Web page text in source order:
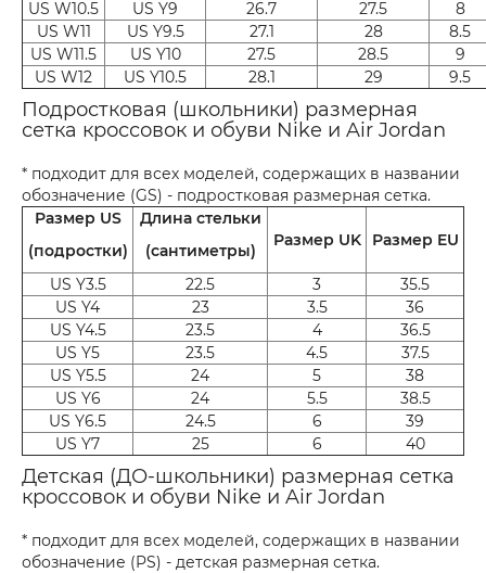
US W10.5 US Y9 26.7 27.5
8
US W11
US Y9.5 27.1 28
8.5
US W11.5
US Y10 27.5 28.5
9
US W12
US Y10.5 28.1 29 9.5
Подростковая (школьники) размерная
сетка кроссовок и обуви Nike и Air Jordan
* подходит для всех моделей, содержащих в названии
обозначение (GS) - подростковая размерная сетка.
Размер US
(подростки)
Длина стельки
(сантиметры)
Размер UK Размер EU
US Y3.5 22.5 3
35.5
US Y4
23 3.5
36
US Y4.5
23.5 4
36.5
US Y5
23.5 4.5
37.5
US Y5.5
24 5
38
US Y6
24 5.5
38.5
US Y6.5
24.5 6
39
US Y7
25 6 40
Детская (ДО-школьники) размерная сетка
кроссовок и обуви Nike и Air Jordan
* подходит для всех моделей, содержащих в названии
обозначение (PS) - детская размерная сетка.